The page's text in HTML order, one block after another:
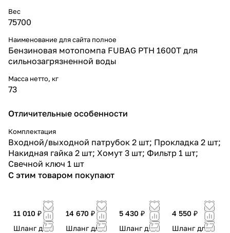
Вес
75700
Наименование для сайта полное
Бензиновая мотопомпа FUBAG PTH 1600Т для
сильнозагрязненной воды
Масса нетто, кг
73
Отличительные особенности
Комплектация
Входной/выходной патрубок 2 шт; Прокладка 2 шт;
Накидная гайка 2 шт; Хомут 3 шт; Фильтр 1 шт;
Свечной ключ 1 шт
С этим товаром покупают
11 010 ₽
Шланг для
14 670 ₽
Шланг для
5 430 ₽
Шланг для
4 550 ₽
Шланг для